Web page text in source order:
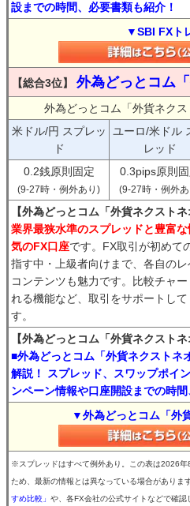
設までの時間、必要書類も紹介！
▼SBI FXト
【総合3位】 外為どっとコム
外為どっとコム「外貨ネク
米ドル/円 スプレッ
ド
ユーロ/米ドル
レッド
0.2銭原則固定
(9-27時・例外あり)
0.3pips原則
(9-27時・例外
【外為どっとコム「外貨ネクスト
業界最狭水準のスプレッドと豊富
気のFX口座です。FX取引が初めて
指す中・上級者向けまで、各自の
コンテンツも魅力です。比較チャ
れる機能など、取引をサポートし
す。
【外為どっとコム「外貨ネクストネ
■外為どっとコム「外貨ネクストネ
解説！ スプレッド、スワップポイ
ンペーン情報や口座開設までの時間
▼外為どっとコム「外
※スプレッドはすべて例外あり。この表は2026
ため、最新の情報とは異なっている場合がありま
すめ比較」 や、各FX会社の公式サイトなどで確認